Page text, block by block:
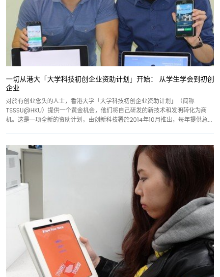
一切从港大「大学科技初创企业资助计划」开始： 从学生学会到初创
企业
对於有创业念头的人士，香港大学「大学科技初创企业资助计划」（简称
TSSSU@HKU）提供一个黄金机会，他们将自己研发的新技术和发明转化为商
机。这是一项全新的资助计划，由创新科技署於2014年10月推出，每年提供总...